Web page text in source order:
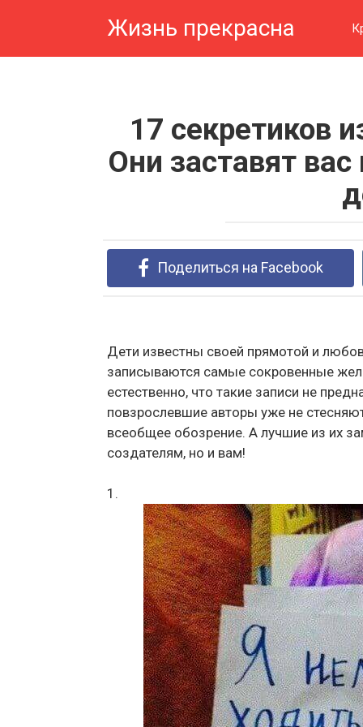
Жизнь прекрасна
17 секретиков
Они заставят
Поделиться на Facebook
Дети известны своей прямотой и
записываются самые сокровенные
естественно, что такие записи не
повзрослевшие авторы уже не
всеобщее обозрение. А лучшие из их
создателям, но и вам!
1.